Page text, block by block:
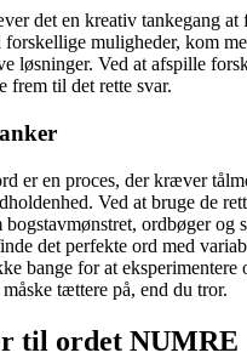
det en kreativ tankegang at
forskellige muligheder, kom
løsninger. Ved at afspille
frem til det rette svar.
er en proces, der kræver
Ved at bruge de
bogstavmønstret, ordbøger og
det perfekte ord med
bange for at eksperimentere
tættere på, end du tror.
til ordet NUMRE